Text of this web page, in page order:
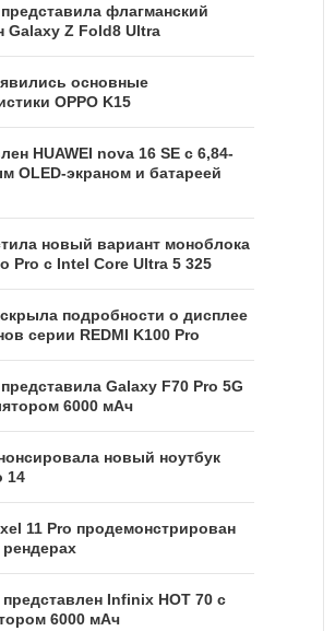
флагманский
Galaxy Z Fold8 Ultra
основные
OPPO K15
HUAWEI nova 16 SE с 6,84-
OLED-экраном и батареей
новый вариант моноблока
Pro с Intel Core Ultra 5 325
подробности о дисплее
серии REDMI K100 Pro
Galaxy F70 Pro 5G
6000 мАч
новый ноутбук
14
11 Pro продемонстрирован
Infinix HOT 70 с
6000 мАч